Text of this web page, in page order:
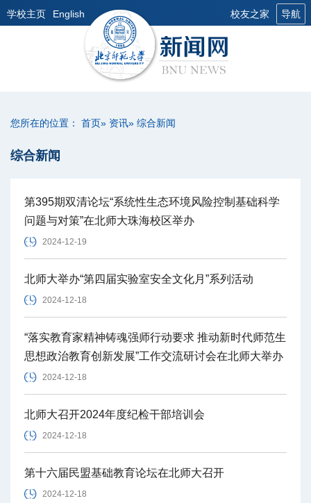
学校主页 English 校友之家 导航
您所在的位置： 首页» 资讯» 综合新闻
综合新闻
第395期双清论坛“系统性生态环境风险控制基础科学
问题与对策”在北师大珠海校区举办
2024-12-19
北师大举办“第四届实验室安全文化月”系列活动
2024-12-18
“落实教育家精神铸魂强师行动要求 推动新时代师范生
思想政治教育创新发展”工作交流研讨会在北师大举办
2024-12-18
北师大召开2024年度纪检干部培训会
2024-12-18
第十六届民盟基础教育论坛在北师大召开
2024-12-18